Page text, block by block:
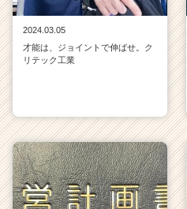
2024.03.05
才能は、ジョイントで伸ばせ。ク
リテック工業